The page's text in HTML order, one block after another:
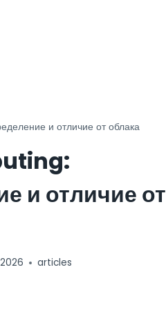
и отличие от облака
и отличие от
articles